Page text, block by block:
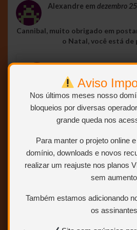
Aviso
Nos últimos meses nosso
bloqueios por diversas
grande queda nos
Para manter o projeto online
domínio, downloads e novos
realizar um reajuste nos planos
sem
Também estamos adicionando
os
Alexandre em dezembro
Cannibal, muito obrigado em
o Natal, você está de
Papai Noel Existe – 1984 assisti
esse filme é um clássico, uma
que marcou a minha infância,
infelizmente eu nem lembrava
podemos rever novamente é
você merece todos elogios e
que vivemos a nossa infância na
porque se nâo você fosse, nós
nossa infância nos
Alexandre em